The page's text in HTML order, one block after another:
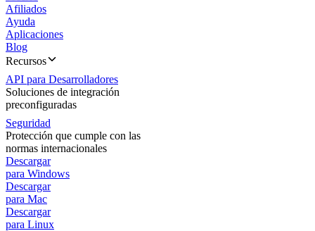
Afiliados
Ayuda
Aplicaciones
Blog
Recursos
API para Desarrolladores
Soluciones de integración
preconfiguradas
Seguridad
Protección que cumple con las
normas internacionales
Descargar
para Windows
Descargar
para Mac
Descargar
para Linux